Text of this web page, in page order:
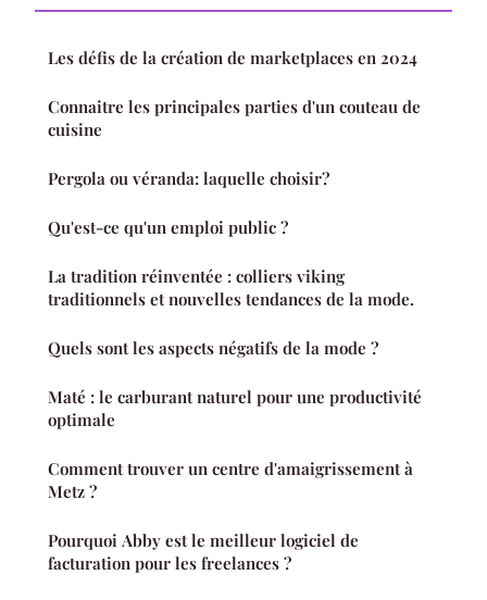
Les défis de la création de marketplaces en 2024
Connaitre les principales parties d'un couteau de
cuisine
Pergola ou véranda: laquelle choisir?
Qu'est-ce qu'un emploi public ?
La tradition réinventée : colliers viking
traditionnels et nouvelles tendances de la mode.
Quels sont les aspects négatifs de la mode ?
Maté : le carburant naturel pour une productivité
optimale
Comment trouver un centre d'amaigrissement à
Metz ?
Pourquoi Abby est le meilleur logiciel de
facturation pour les freelances ?